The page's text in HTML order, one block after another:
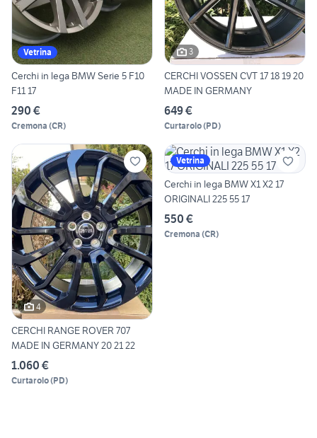
Vetrina
Cerchi in lega BMW Serie 5 F10
F11 17
290 €
Cremona (CR)
3
CERCHI VOSSEN CVT 17 18 19 20
MADE IN GERMANY
649 €
Curtarolo(PD)
4
CERCHI RANGE ROVER 707
MADE IN GERMANY 20 21 22
1.060 €
Curtarolo(PD)
Vetrina
Cerchi in lega BMW X1 X2 17
ORIGINALI 225 55 17
550 €
Cremona (CR)